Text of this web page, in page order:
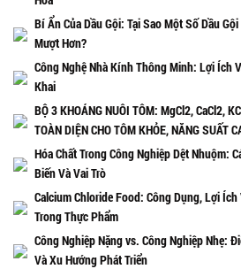
Bí Ẩn Của Dầu Gội: Tại Sao Một Số Dầu
Mượt Hơn?
Công Nghệ Nhà Kính Thông Minh: Lợi Ích
Khai
BỘ 3 KHOÁNG NUÔI TÔM: MgCl2, CaCl2,
TOÀN DIỆN CHO TÔM KHỎE, NĂNG SUẤT
Hóa Chất Trong Công Nghiệp Dệt Nhuộm:
Biến Và Vai Trò
Calcium Chloride Food: Công Dụng, Lợi
Trong Thực Phẩm
Công Nghiệp Nặng vs. Công Nghiệp Nhẹ:
Và Xu Hướng Phát Triển